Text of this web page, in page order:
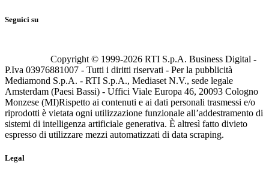
Seguici su
Copyright © 1999-2026 RTI S.p.A. Business Digital -
P.Iva 03976881007 - Tutti i diritti riservati - Per la pubblicità
Mediamond S.p.A. - RTI S.p.A., Mediaset N.V., sede legale
Amsterdam (Paesi Bassi) - Uffici Viale Europa 46, 20093 Cologno
Monzese (MI)Rispetto ai contenuti e ai dati personali trasmessi e/o
riprodotti è vietata ogni utilizzazione funzionale all’addestramento di
sistemi di intelligenza artificiale generativa. È altresì fatto divieto
espresso di utilizzare mezzi automatizzati di data scraping.
Legal